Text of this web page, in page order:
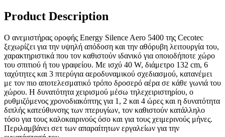
Product Description
Ο ανεμιστήρας οροφής Energy Silence Aero 5400 της Cecotec
ξεχωρίζει για την υψηλή απόδοση και την αθόρυβη λειτουργία του,
χαρακτηριστικά που τον καθιστούν ιδανικό για οποιοδήποτε χώρο
του σπιτιού ή του γραφείου. Με ισχύ 40 W, διάμετρο 132 cm, 6
ταχύτητες και 3 πτερύγια αεροδυναμικού σχεδιασμού, κατανέμει
με τον πιο αποτελεσματικό τρόπο δροσερό αέρα σε κάθε γωνιά του
χώρου. Η δυνατότητα χειρισμού μέσω τηλεχειριστηρίου, ο
ρυθμιζόμενος χρονοδιακόπτης για 1, 2 και 4 ώρες και η δυνατότητα
διπλής κατεύθυνσης των πτερυγίων, τον καθιστούν κατάλληλο
τόσο για τους καλοκαιρινούς όσο και για τους χειμερινούς μήνες.
Περιλαμβάνει σετ των απαραίτητων εργαλείων για την